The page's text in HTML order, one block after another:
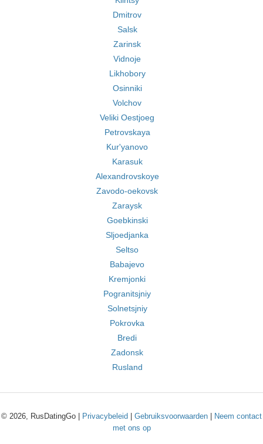
Dmitrov
Salsk
Zarinsk
Vidnoje
Likhobory
Osinniki
Volchov
Veliki Oestjoeg
Petrovskaya
Kur'yanovo
Karasuk
Alexandrovskoye
Zavodo-oekovsk
Zaraysk
Goebkinski
Sljoedjanka
Seltso
Babajevo
Kremjonki
Pogranitsjniy
Solnetsjniy
Pokrovka
Bredi
Zadonsk
Rusland
© 2026, RusDatingGo | Privacybeleid Gebruiksvoorwaarden
Neem contact
met ons op